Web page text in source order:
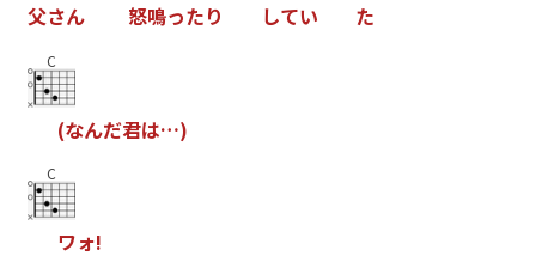
父さん 怒鳴ったり してい た
C
(なんだ君は…)
C
ワォ!